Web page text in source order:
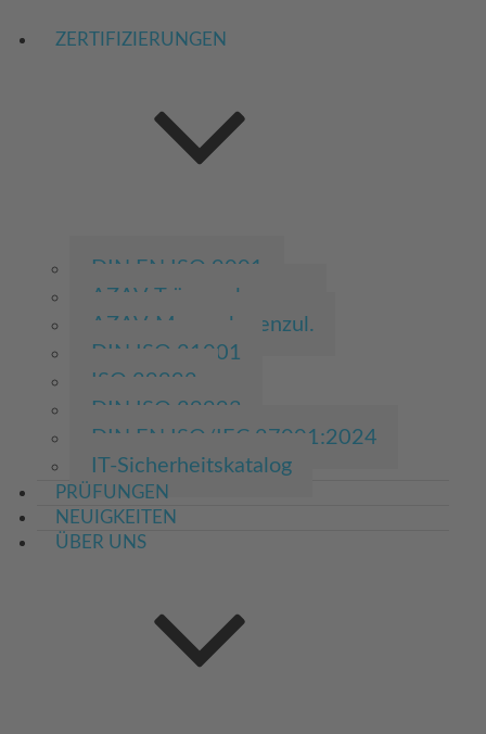
ZERTIFIZIERUNGEN
DIN EN ISO 9001
AZAV-Trägerzulassung
AZAV-Massnahmenzul.
DIN ISO 21001
ISO 29992
DIN ISO 29993
DIN EN ISO/IEC 27001:2024
IT-Sicherheitskatalog
PRÜFUNGEN
NEUIGKEITEN
ÜBER UNS